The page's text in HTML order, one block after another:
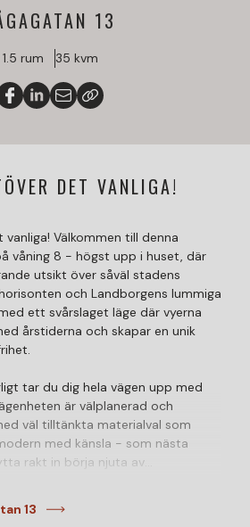
13
1.5 rum 35 kvm
DET VANLIGA!
vanliga! Välkommen till denna
våning 8 - högst upp i huset, där
utsikt över såväl stadens
och Landborgens lummiga
ett svårslaget läge där vyerna
årstiderna och skapar en unik
tar du dig hela vägen upp med
är välplanerad och
väl tilltänkta materialval som
med känsla - som nästa
rakt in börja njuta av
präglas av ett härligt ljusinsläpp
13